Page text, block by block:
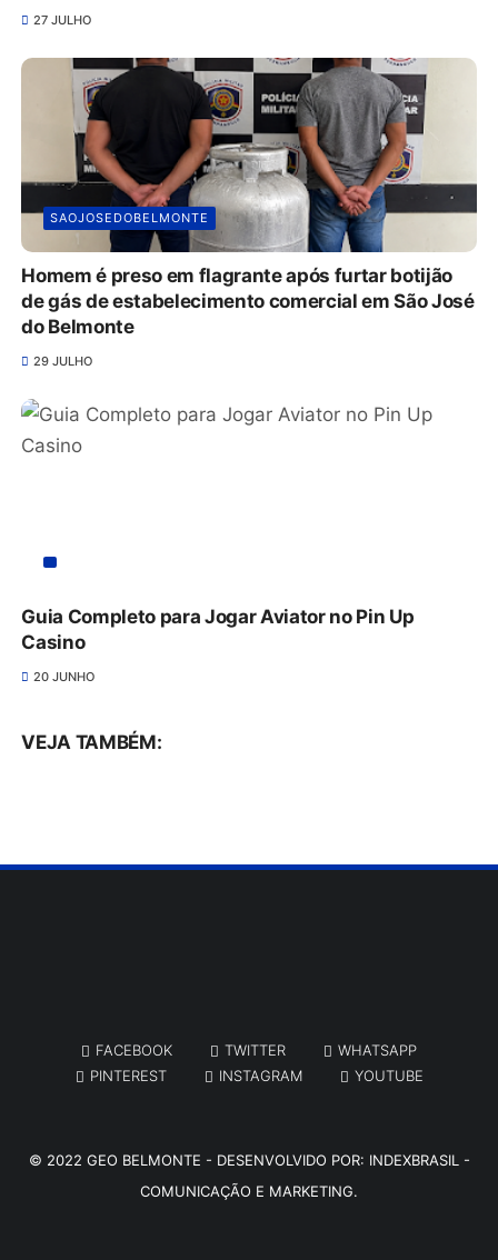
27 JULHO
SAOJOSEDOBELMONTE
Homem é preso em flagrante após furtar botijão
de gás de estabelecimento comercial em São José
do Belmonte
29 JULHO
Guia Completo para Jogar Aviator no Pin Up
Casino
20 JUNHO
VEJA TAMBÉM:
FACEBOOK TWITTER
WHATSAPP
PINTEREST
INSTAGRAM YOUTUBE
© 2022 GEO BELMONTE - DESENVOLVIDO POR: INDEXBRASIL -
COMUNICAÇÃO E MARKETING.